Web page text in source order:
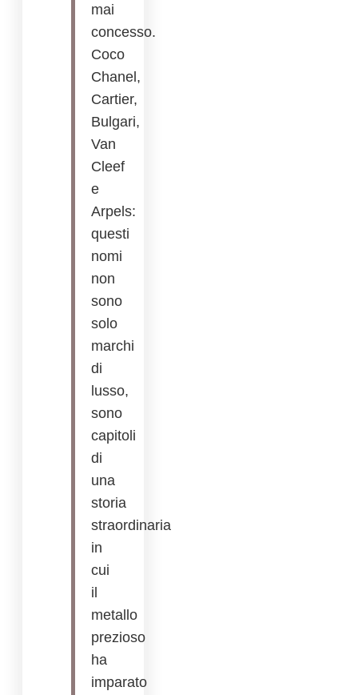
mai
concesso.
Coco
Chanel,
Cartier,
Bulgari,
Van
Cleef
e
Arpels:
questi
nomi
non
sono
solo
marchi
di
lusso,
sono
capitoli
di
una
storia
straordinaria
in
cui
il
metallo
prezioso
ha
imparato